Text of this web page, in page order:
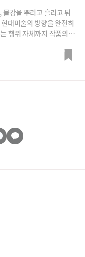
감을 뿌리고 흘리고 튀
대미술의 방향을 완전히
행위 자체까지 작품의
까요?